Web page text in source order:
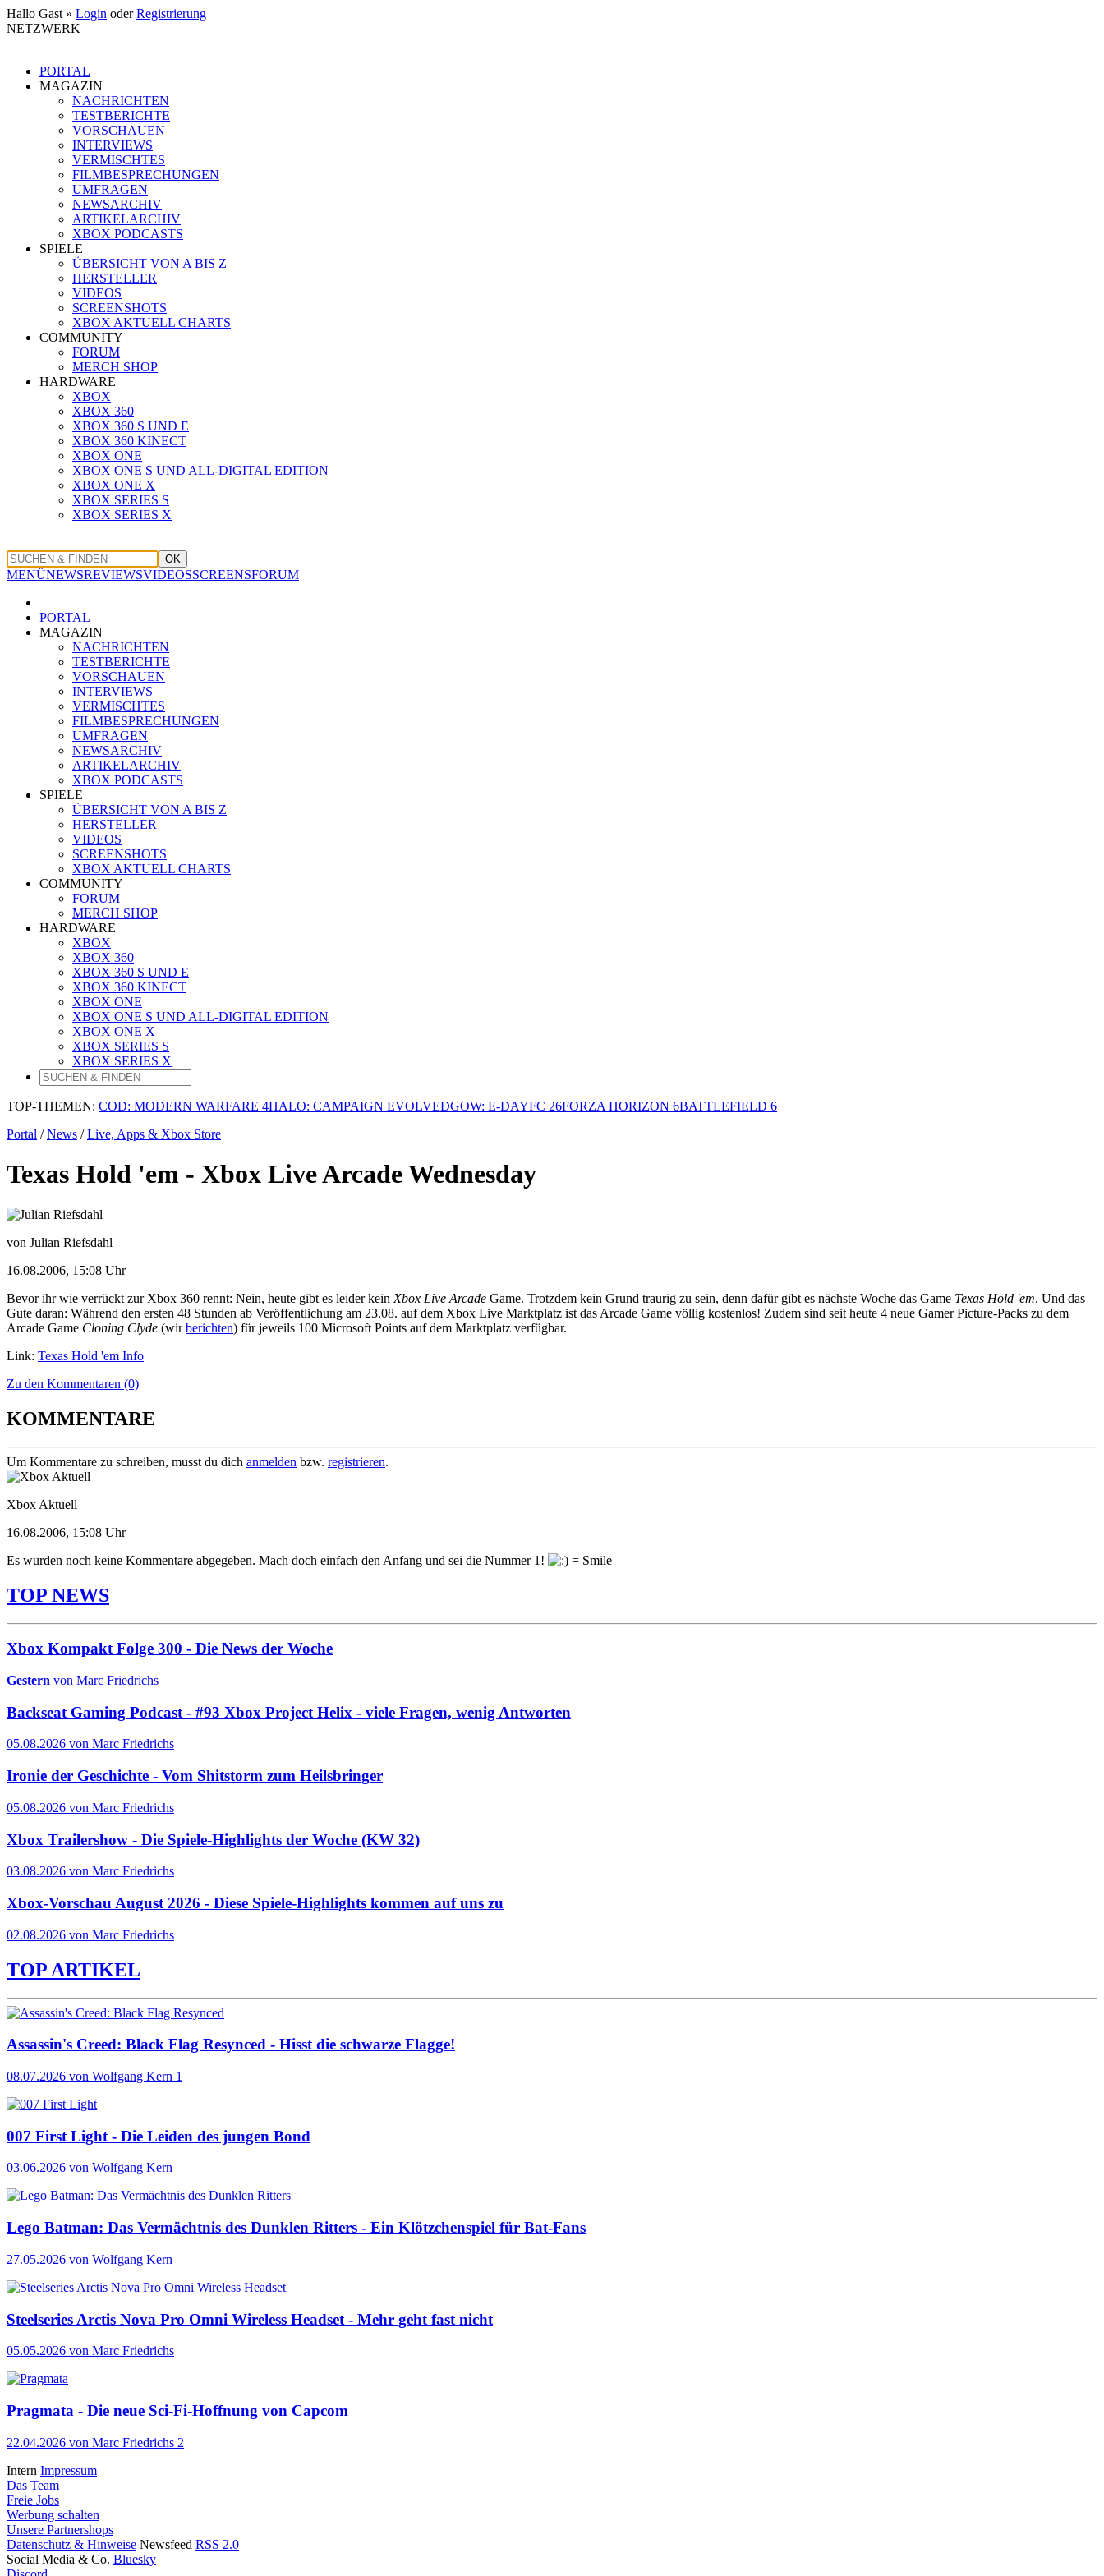
Hallo Gast » Login oderRegistrierung
NETZWERK
PORTAL
MAGAZIN
NACHRICHTEN
TESTBERICHTE
VORSCHAUEN
INTERVIEWS
VERMISCHTES
FILMBESPRECHUNGEN
UMFRAGEN
NEWSARCHIV
ARTIKELARCHIV
XBOX PODCASTS
SPIELE
ÜBERSICHT VON A BIS Z
HERSTELLER
VIDEOS
SCREENSHOTS
XBOX AKTUELL CHARTS
COMMUNITY
FORUM
MERCH SHOP
HARDWARE
XBOX
XBOX 360
XBOX 360 S UND E
XBOX 360 KINECT
XBOX ONE
XBOX ONE S UND ALL-DIGITAL EDITION
XBOX ONE X
XBOX SERIES S
XBOX SERIES X
OK
MENÜNEWSREVIEWSVIDEOSSCREENSFORUM
PORTAL
MAGAZIN
NACHRICHTEN
TESTBERICHTE
VORSCHAUEN
INTERVIEWS
VERMISCHTES
FILMBESPRECHUNGEN
UMFRAGEN
NEWSARCHIV
ARTIKELARCHIV
XBOX PODCASTS
SPIELE
ÜBERSICHT VON A BIS Z
HERSTELLER
VIDEOS
SCREENSHOTS
XBOX AKTUELL CHARTS
COMMUNITY
FORUM
MERCH SHOP
HARDWARE
XBOX
XBOX 360
XBOX 360 S UND E
XBOX 360 KINECT
XBOX ONE
XBOX ONE S UND ALL-DIGITAL EDITION
XBOX ONE X
XBOX SERIES S
XBOX SERIES X
TOP-THEMEN: COD: MODERN WARFARE 4HALO: CAMPAIGN EVOLVEDGOW: E-DAYFC 26FORZA HORIZON 6BATTLEFIELD 6
Portal /News /Live, Apps & Xbox Store
Texas Hold 'em - Xbox Live Arcade Wednesday
von Julian Riefsdahl
16.08.2006, 15:08 Uhr
Bevor ihr wie verrückt zur Xbox 360 rennt: Nein, heute gibt es leider kein Xbox Live Arcade Game. Trotzdem kein Grund traurig zu sein, denn dafür gibt es nächste Woche das Game Texas Hold 'em. Und das
Gute daran: Während den ersten 48 Stunden ab Veröffentlichung am 23.08. auf dem Xbox Live Marktplatz ist das Arcade Game völlig kostenlos! Zudem sind seit heute 4 neue Gamer Picture-Packs zu dem
Arcade Game Cloning Clyde (wirberichten) für jeweils 100 Microsoft Points auf dem Marktplatz verfügbar.
Link: Texas Hold 'em Info
Zu den Kommentaren (0)
KOMMENTARE
Um Kommentare zu schreiben, musst du dich anmelden bzw. registrieren.
Xbox Aktuell
16.08.2006, 15:08 Uhr
Es wurden noch keine Kommentare abgegeben. Mach doch einfach den Anfang und sei die Nummer 1!
TOP NEWS
Xbox Kompakt Folge 300 - Die News der Woche
Gestern von Marc Friedrichs
Backseat Gaming Podcast - #93 Xbox Project Helix - viele Fragen, wenig Antworten
05.08.2026 von Marc Friedrichs
Ironie der Geschichte - Vom Shitstorm zum Heilsbringer
05.08.2026 von Marc Friedrichs
Xbox Trailershow - Die Spiele-Highlights der Woche (KW 32)
03.08.2026 von Marc Friedrichs
Xbox-Vorschau August 2026 - Diese Spiele-Highlights kommen auf uns zu
02.08.2026 von Marc Friedrichs
TOP ARTIKEL
Assassin's Creed: Black Flag Resynced - Hisst die schwarze Flagge!
08.07.2026 von Wolfgang Kern 1
007 First Light - Die Leiden des jungen Bond
03.06.2026 von Wolfgang Kern
Lego Batman: Das Vermächtnis des Dunklen Ritters - Ein Klötzchenspiel für Bat-Fans
27.05.2026 von Wolfgang Kern
Steelseries Arctis Nova Pro Omni Wireless Headset - Mehr geht fast nicht
05.05.2026 von Marc Friedrichs
Pragmata - Die neue Sci-Fi-Hoffnung von Capcom
22.04.2026 von Marc Friedrichs 2
Intern Impressum
Das Team
Freie Jobs
Werbung schalten
Unsere Partnershops
Datenschutz & Hinweise Newsfeed RSS 2.0
Social Media & Co. Bluesky